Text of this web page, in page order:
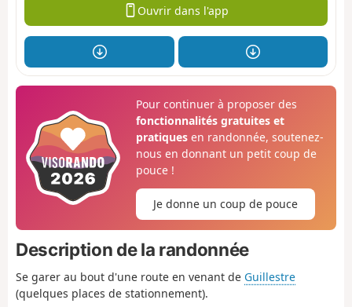
Ouvrir dans l'app
Pour continuer à proposer des
fonctionnalités gratuites et
pratiquesen randonnée, soutenez-
nous en donnant un petit coup de
pouce !
Je donne un coup de pouce
Description de la randonnée
Se garer au bout d'une route en venant de Guillestre
(quelques places de stationnement).